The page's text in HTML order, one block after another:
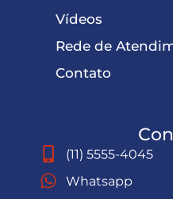
Vídeos
Rede de
Contato
(11) 5555-4045
Whatsapp